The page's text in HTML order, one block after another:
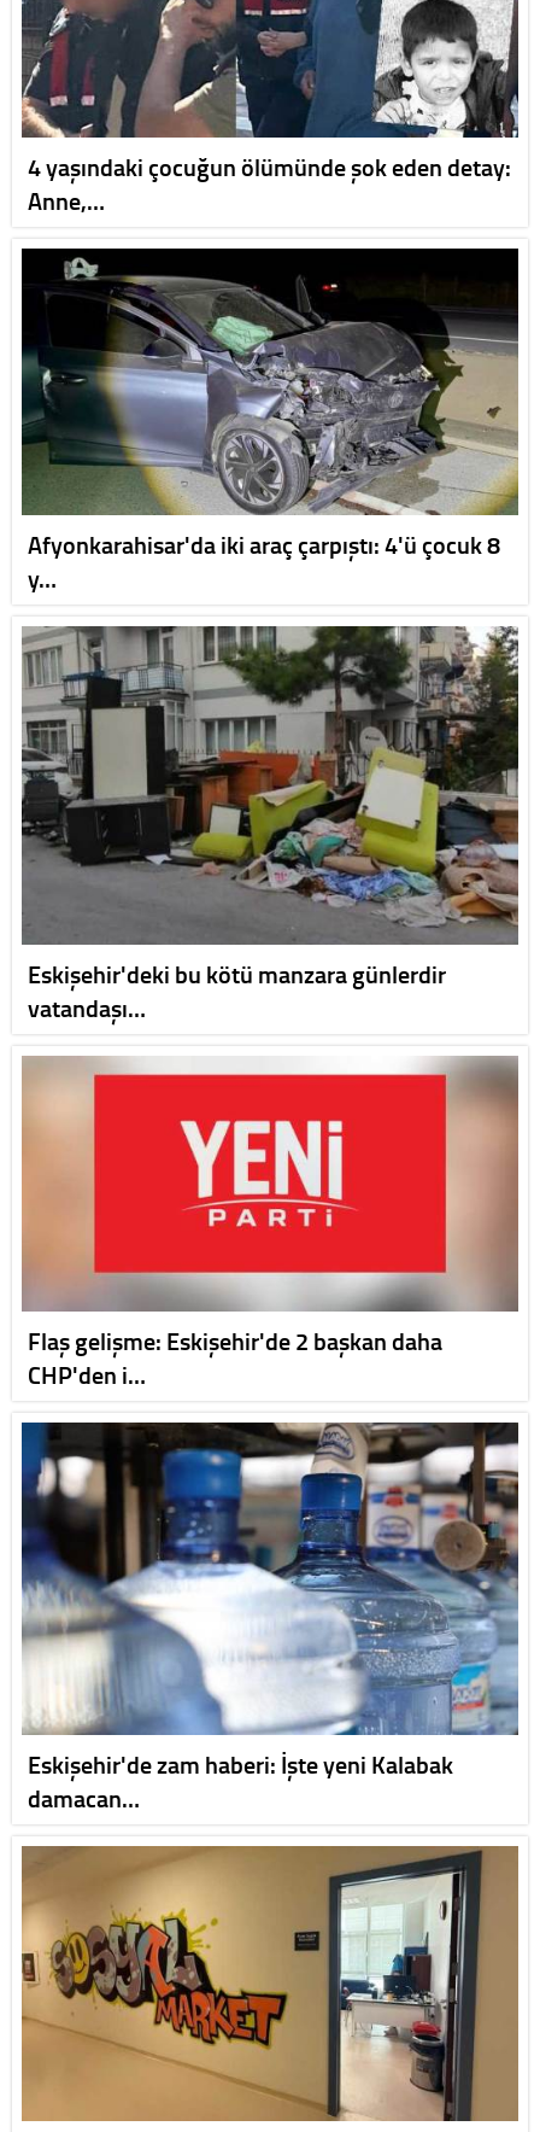
4 yaşındaki çocuğun ölümünde şok eden detay:
Anne,…
Afyonkarahisar'da iki araç çarpıştı: 4'ü çocuk 8
y…
Eskişehir'deki bu kötü manzara günlerdir
vatandaşı…
Flaş gelişme: Eskişehir'de 2 başkan daha
CHP'den i…
Eskişehir'de zam haberi: İşte yeni Kalabak
damacan…